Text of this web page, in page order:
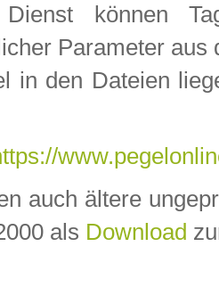
können
Parameter aus
in den Dateien
auch ältere
als Download